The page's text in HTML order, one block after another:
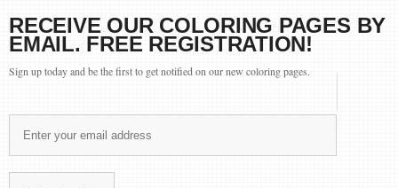
RECEIVE OUR COLORING PAGES BY
EMAIL. FREE REGISTRATION!
Sign up today and be the first to get notified on our new coloring pages.